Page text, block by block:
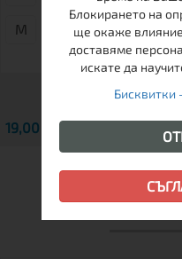
М
19,00 € / 37.16 лв. Виж
ДРУГИ
Блокирането на
ще окаже
доставяме
искате да
Бисквитки